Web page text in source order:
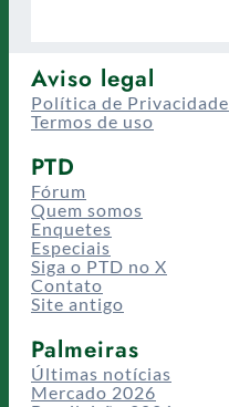
Aviso legal
Política de Privacidade
Termos de uso
PTD
Fórum
Quem somos
Enquetes
Especiais
Siga o PTD no X
Contato
Site antigo
Palmeiras
Últimas notícias
Mercado 2026